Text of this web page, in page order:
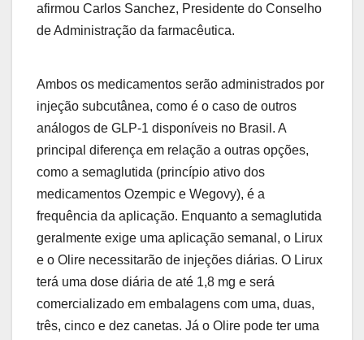
afirmou Carlos Sanchez, Presidente do Conselho
de Administração da farmacêutica.
Ambos os medicamentos serão administrados por
injeção subcutânea, como é o caso de outros
análogos de GLP-1 disponíveis no Brasil. A
principal diferença em relação a outras opções,
como a semaglutida (princípio ativo dos
medicamentos Ozempic e Wegovy), é a
frequência da aplicação. Enquanto a semaglutida
geralmente exige uma aplicação semanal, o Lirux
e o Olire necessitarão de injeções diárias. O Lirux
terá uma dose diária de até 1,8 mg e será
comercializado em embalagens com uma, duas,
três, cinco e dez canetas. Já o Olire pode ter uma